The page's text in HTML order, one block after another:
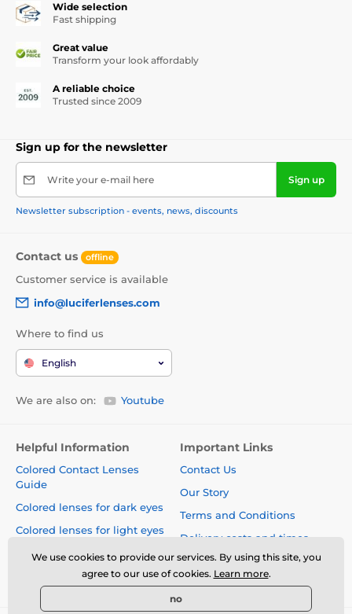
Wide selection
Fast shipping
Great value
Transform your look affordably
A reliable choice
Trusted since 2009
Sign up for the newsletter
Write your e-mail here Sign up
Newsletter subscription - events, news, discounts
Contact us offline
Customer service is available
info@luciferlenses.com
Where to find us
English
We are also on: Youtube
Helpful Information
Colored Contact Lenses
Guide
Colored lenses for dark eyes
Colored lenses for light eyes
Blog
Important Links
Contact Us
Our Story
Terms and Conditions
Delivery costs and times
Safety and quality without
compromise
We use cookies to provide our services. By using this site, you
agree to our use of cookies. Learn more.
no